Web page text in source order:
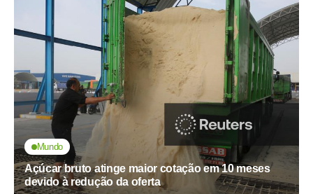
Mundo
Açúcar bruto atinge maior cotação em 10 meses
devido à redução da oferta